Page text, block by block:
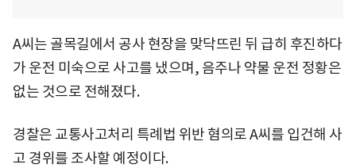
A씨는 골목길에서 공사 현장을 맞닥뜨린 뒤 급히 후진하다
가 운전 미숙으로 사고를 냈으며, 음주나 약물 운전 정황은
없는 것으로 전해졌다.
경찰은 교통사고처리 특례법 위반 혐의로 A씨를 입건해 사
고 경위를 조사할 예정이다.